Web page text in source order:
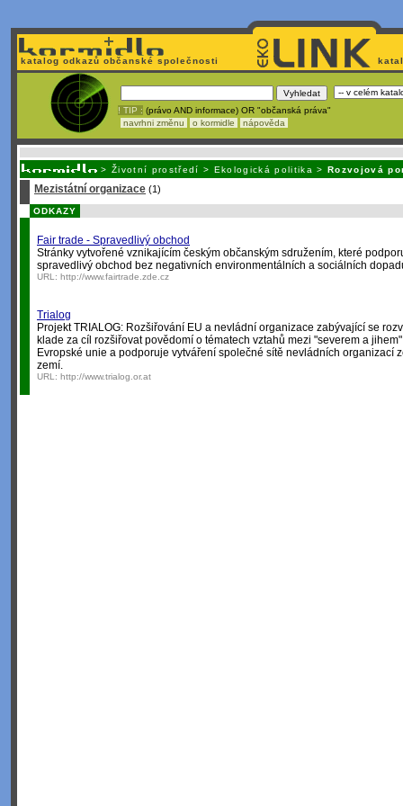
katalog odkazů občanské společnosti
! TIP : (právo AND informace) OR "občanská práva"
navrhni změnu
o kormidle nápověda
> Životní prostředí > Ekologická politika >Rozvojová
Mezistátní organizace (1)
ODKAZY
Fair trade - Spravedlivý obchod
Stránky vytvořené vznikajícím českým občanským sdružením, které
spravedlivý obchod bez negativních environmentálních a sociálních
URL: http://www.fairtrade.zde.cz
Trialog
Projekt TRIALOG: Rozšiřování EU a nevládní organizace zabývající se
klade za cíl rozšiřovat povědomí o tématech vztahů mezi "severem a
Evropské unie a podporuje vytváření společné sítě nevládních organizací
zemí.
URL: http://www.trialog.or.at